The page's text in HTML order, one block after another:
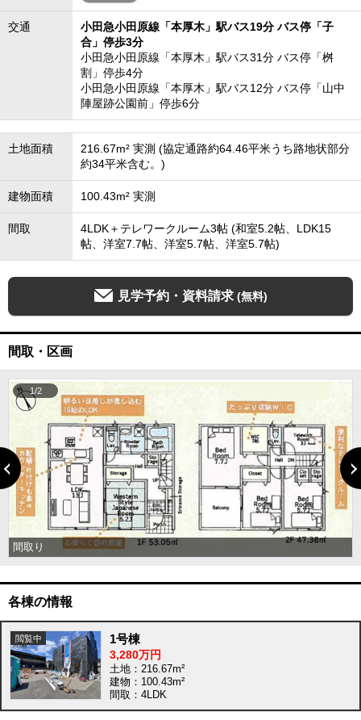
交通
小田急小田原線「本厚木」駅バス19分 バス停「子
合」停歩3分
小田急小田原線「本厚木」駅バス31分 バス停「桝
割」停歩4分
小田急小田原線「本厚木」駅バス12分 バス停「山中
陣屋跡公園前」停歩6分
土地面積
216.67m² 実測 (協定通路約64.46平米うち路地状部分
約34平米含む。)
建物面積 100.43m² 実測
間取
4LDK＋テレワークルーム3帖 (和室5.2帖、LDK15
帖、洋室7.7帖、洋室5.7帖、洋室5.7帖)
見学予約・資料請求 (無料)
間取・区画
間取り
1/2
各棟の情報
1号棟
3,280万円
土地：216.67m²
建物：100.43m²
間取：4LDK